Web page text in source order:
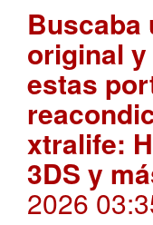
Buscaba
original
estas
xtralife:
3DS y
2026